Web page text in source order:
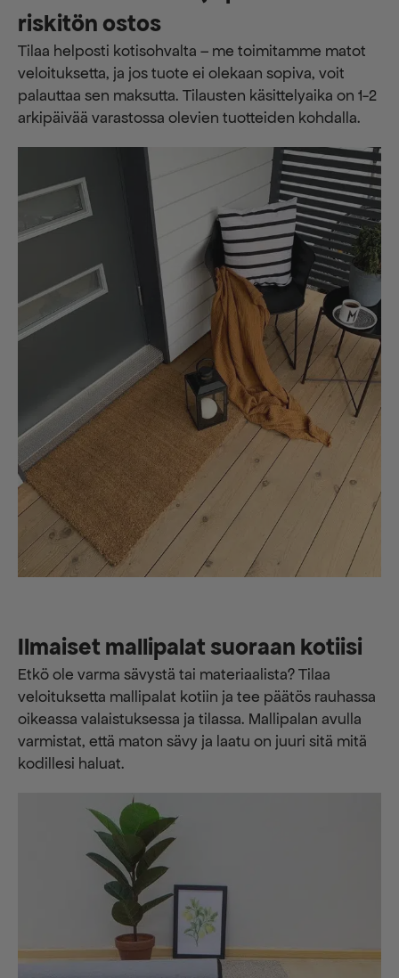
riskitön ostos
Tilaa helposti kotisohvalta – me toimitamme matot
veloituksetta, ja jos tuote ei olekaan sopiva, voit
palauttaa sen maksutta. ​​Tilausten käsittelyaika on 1-2
arkipäivää varastossa olevien tuotteiden kohdalla.
Ilmaiset mallipalat suoraan kotiisi
Etkö ole varma sävystä tai materiaalista? Tilaa
veloituksetta mallipalat kotiin ja tee päätös rauhassa
oikeassa valaistuksessa ja tilassa. Mallipalan avulla
varmistat, että maton sävy ja laatu on juuri sitä mitä
kodillesi haluat.